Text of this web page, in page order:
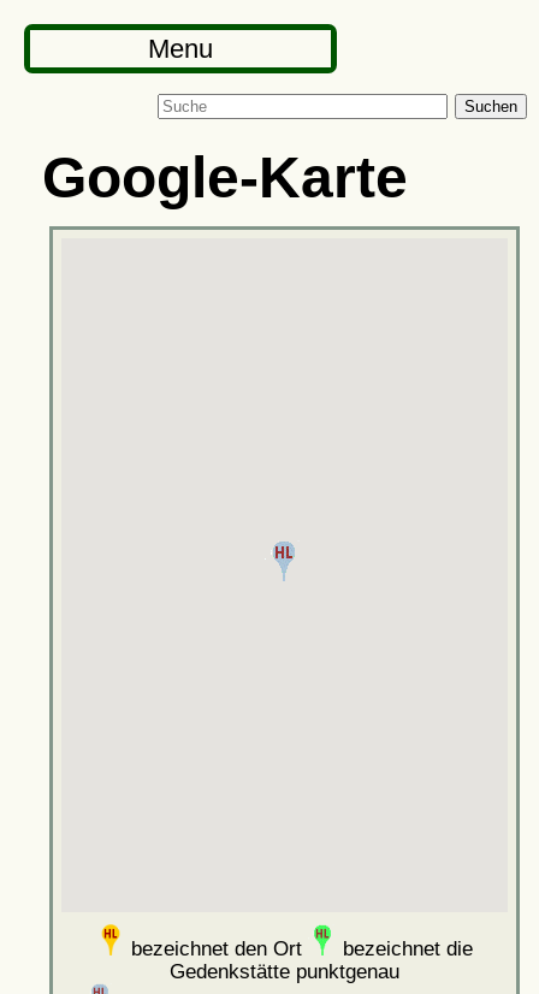
Menu
Suchen
Google-Karte
bezeichnet den Ort
bezeichnet die
Gedenkstätte punktgenau